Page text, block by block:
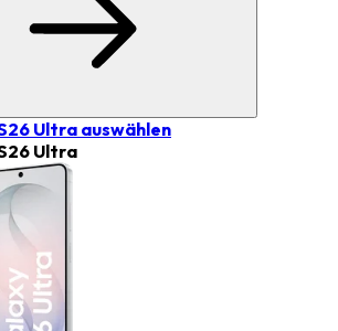
Ultra auswählen
Ultra